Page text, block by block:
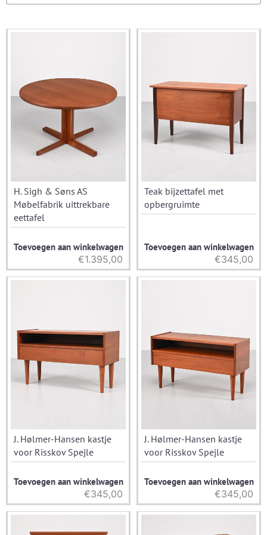
H. Sigh & Søns AS
Møbelfabrik uittrekbare
eettafel
Toevoegen aan winkelwagen
€1.395,00
Teak bijzettafel met
opbergruimte
Toevoegen aan winkelwagen
€345,00
J. Hølmer-Hansen kastje
voor Risskov Spejle
Toevoegen aan winkelwagen
€345,00
J. Hølmer-Hansen kastje
voor Risskov Spejle
Toevoegen aan winkelwagen
€345,00